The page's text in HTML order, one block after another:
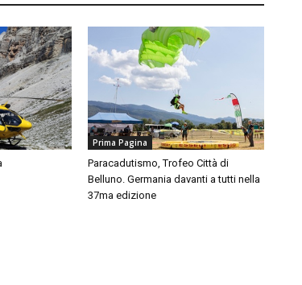
Prima Pagina
Paracadutismo, Trofeo Città di
Belluno. Germania davanti a tutti nella
37ma edizione